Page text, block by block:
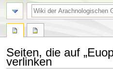
Seiten, die auf
verlinken